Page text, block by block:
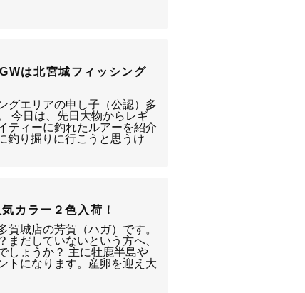
は北宮城フィッシング
グエリアの申し子（公認）多
今日は、先日大物からレギ
ティーに釣れたルアーを紹介
釣り掘りに行こうと思うけ
カラー２色入荷！
賀城店の芳賀（ハガ）です。
まだしていないという方へ、
しょうか？ 主に牡鹿半島や
トになります。産卵を迎え大